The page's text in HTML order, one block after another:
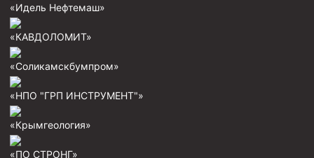
Перья для резки кабеля
Шаблоны колонные
Пауки механические
Желонки
Ерши механические
«Идель Нефтемаш»
«КАВДОЛОМИТ»
«Соликамскбумпром»
«НПО "ГРП ИНСТРУМЕНТ"»
«Крымгеология»
«ПО СТРОНГ»